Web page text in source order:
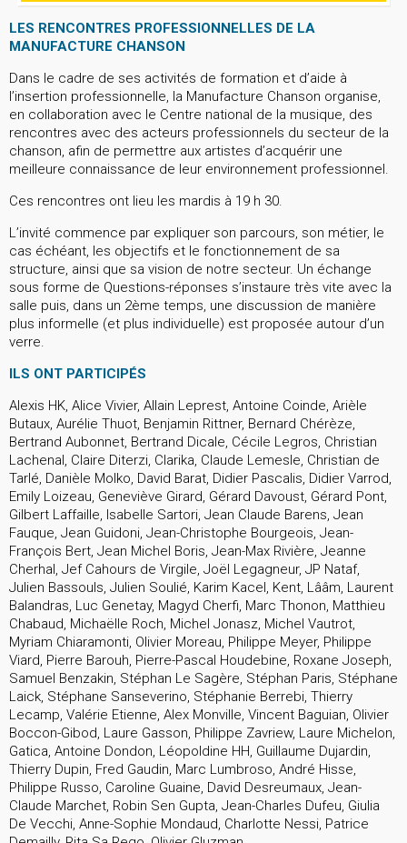
LES RENCONTRES PROFESSIONNELLES DE LA
MANUFACTURE CHANSON
Dans le cadre de ses activités de formation et d’aide à
l’insertion professionnelle, la Manufacture Chanson organise,
en collaboration avec le Centre national de la musique, des
rencontres avec des acteurs professionnels du secteur de la
chanson, afin de permettre aux artistes d’acquérir une
meilleure connaissance de leur environnement professionnel.
Ces rencontres ont lieu les mardis à 19 h 30.
L’invité commence par expliquer son parcours, son métier, le
cas échéant, les objectifs et le fonctionnement de sa
structure, ainsi que sa vision de notre secteur. Un échange
sous forme de Questions-réponses s’instaure très vite avec la
salle puis, dans un 2ème temps, une discussion de manière
plus informelle (et plus individuelle) est proposée autour d’un
verre.
ILS ONT PARTICIPÉS
Alexis HK, Alice Vivier, Allain Leprest, Antoine Coinde, Arièle
Butaux, Aurélie Thuot, Benjamin Rittner, Bernard Chérèze,
Bertrand Aubonnet, Bertrand Dicale, Cécile Legros, Christian
Lachenal, Claire Diterzi, Clarika, Claude Lemesle, Christian de
Tarlé, Danièle Molko, David Barat, Didier Pascalis, Didier Varrod,
Emily Loizeau, Geneviève Girard, Gérard Davoust, Gérard Pont,
Gilbert Laffaille, Isabelle Sartori, Jean Claude Barens, Jean
Fauque, Jean Guidoni, Jean-Christophe Bourgeois, Jean-
François Bert, Jean Michel Boris, Jean-Max Rivière, Jeanne
Cherhal, Jef Cahours de Virgile, Joël Legagneur, JP Nataf,
Julien Bassouls, Julien Soulié, Karim Kacel, Kent, Lââm, Laurent
Balandras, Luc Genetay, Magyd Cherfi, Marc Thonon, Matthieu
Chabaud, Michaëlle Roch, Michel Jonasz, Michel Vautrot,
Myriam Chiaramonti, Olivier Moreau, Philippe Meyer, Philippe
Viard, Pierre Barouh, Pierre-Pascal Houdebine, Roxane Joseph,
Samuel Benzakin, Stéphan Le Sagère, Stéphan Paris, Stéphane
Laick, Stéphane Sanseverino, Stéphanie Berrebi, Thierry
Lecamp, Valérie Etienne, Alex Monville, Vincent Baguian, Olivier
Boccon-Gibod, Laure Gasson, Philippe Zavriew, Laure Michelon,
Gatica, Antoine Dondon, Léopoldine HH, Guillaume Dujardin,
Thierry Dupin, Fred Gaudin, Marc Lumbroso, André Hisse,
Philippe Russo, Caroline Guaine, David Desreumaux, Jean-
Claude Marchet, Robin Sen Gupta, Jean-Charles Dufeu, Giulia
De Vecchi, Anne-Sophie Mondaud, Charlotte Nessi, Patrice